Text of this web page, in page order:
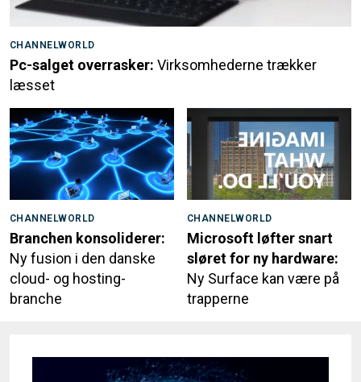
CHANNELWORLD
Pc-salget overrasker: Virksomhederne trækker
læsset
CHANNELWORLD
Branchen konsoliderer:
Ny fusion i den danske
cloud- og hosting-
branche
CHANNELWORLD
Microsoft løfter snart
sløret for ny hardware:
Ny Surface kan være på
trapperne